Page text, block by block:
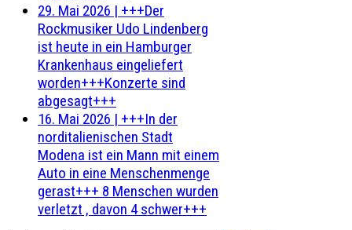
29. Mai 2026 | +++Der
Rockmusiker Udo Lindenberg
ist heute in ein Hamburger
Krankenhaus eingeliefert
worden+++Konzerte sind
abgesagt+++
16. Mai 2026 | +++In der
norditalienischen Stadt
Modena ist ein Mann mit einem
Auto in eine Menschenmenge
gerast+++ 8 Menschen wurden
verletzt , davon 4 schwer+++